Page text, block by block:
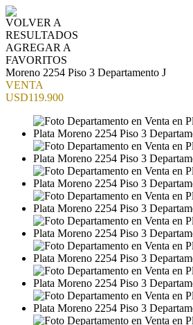
VOLVER A
RESULTADOS
AGREGAR A
FAVORITOS
Moreno 2254 Piso 3 Departamento J
VENTA
USD119.900